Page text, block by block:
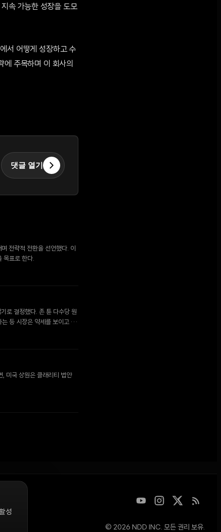
속 가능한 성장을 도모
서 어떻게 성장하고 수
에 주목하며 이 회사의
댓글 열기
전략적 전환을 선언했다. 이
목표로 한다.
로 결정했다. 존 튠 다수당 원
등 시장은 약세를 보이고 있
미국 상원은 클래리티 법안
자산을 © 2026 NDD INC. 모든 권리 보유.
성